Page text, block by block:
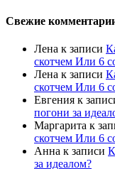
Свежие
Лена к записи
скотчем Или 6
Лена к записи
скотчем Или 6
Евгения к
погони за
Маргарита к
скотчем Или 6
Анна к записи
за идеалом?